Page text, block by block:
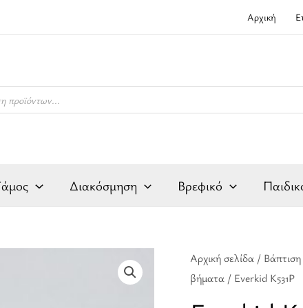
Αρχική
Διακόσμηση Βρεφικό
Αρχική σελίδα / Βάπτιση
βήματα / Everkid Κ531P
Everkid
Κ531P
ποσότητα